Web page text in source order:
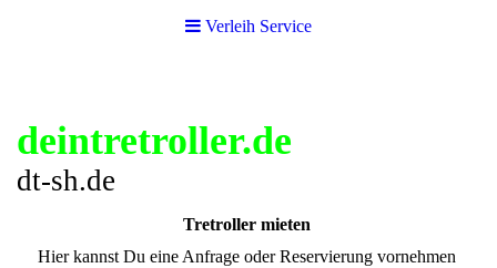
Verleih Service
deintretroller.de
dt-sh.de
Tretroller mieten
Hier kannst Du eine Anfrage oder Reservierung vornehmen